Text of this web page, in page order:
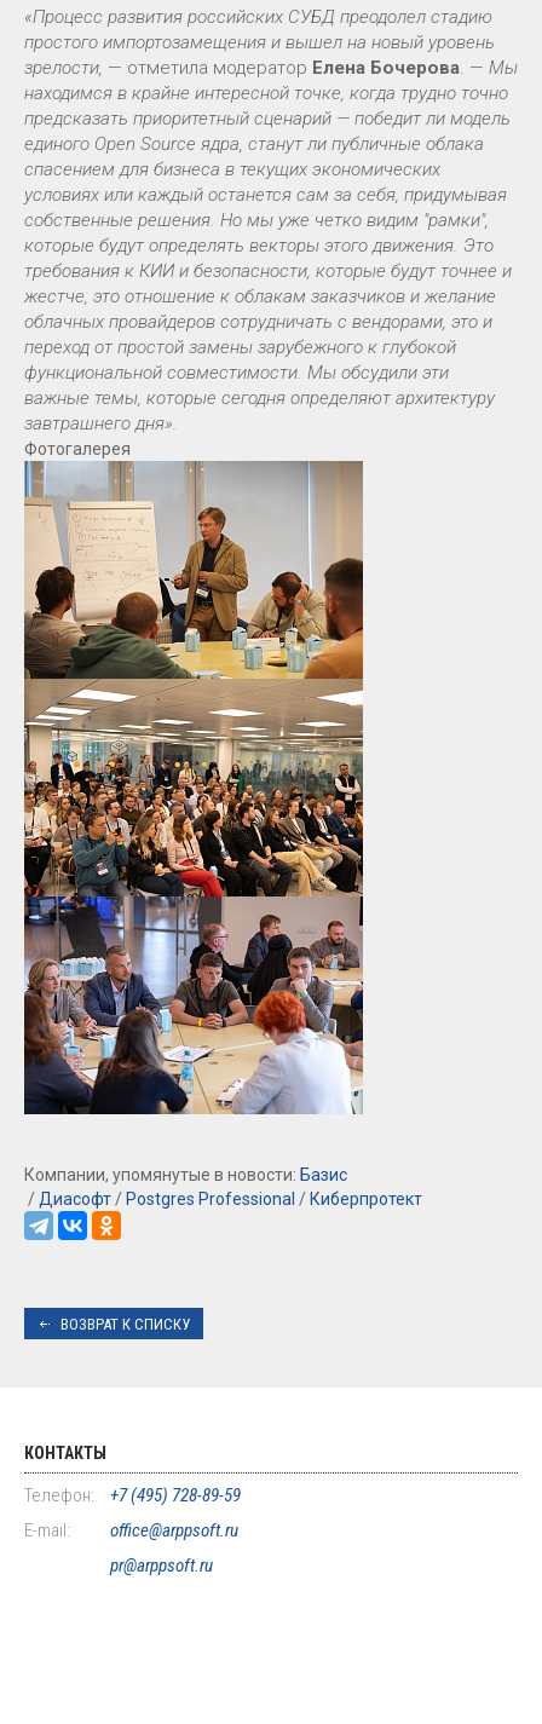
«Процесс развития российских СУБД преодолел стадию
простого импортозамещения и вышел на новый уровень
зрелости, — отметила модератор Елена Бочерова. — Мы
находимся в крайне интересной точке, когда трудно точно
предсказать приоритетный сценарий — победит ли модель
единого Open Source ядра, станут ли публичные облака
спасением для бизнеса в текущих экономических
условиях или каждый останется сам за себя, придумывая
собственные решения. Но мы уже четко видим "рамки",
которые будут определять векторы этого движения. Это
требования к КИИ и безопасности, которые будут точнее и
жестче, это отношение к облакам заказчиков и желание
облачных провайдеров сотрудничать с вендорами, это и
переход от простой замены зарубежного к глубокой
функциональной совместимости. Мы обсудили эти
важные темы, которые сегодня определяют архитектуру
завтрашнего дня».
Фотогалерея
Компании, упомянутые в новости: Базис
/ Диасофт / Postgres Professional / Киберпротект
ВОЗВРАТ К СПИСКУ
КОНТАКТЫ
Телефон:
+7 (495) 728-89-59
E-mail:
office@arppsoft.ru
pr@arppsoft.ru